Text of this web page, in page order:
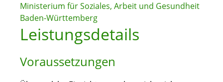
Ministerium für Soziales, Arbeit und Gesundheit
Baden-Württemberg
Leistungsdetails
Voraussetzungen